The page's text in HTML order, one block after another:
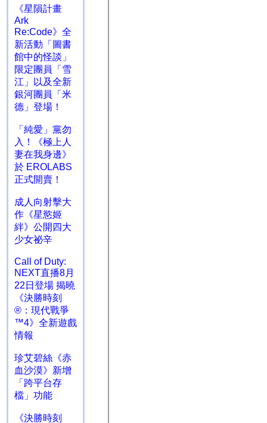
《星隕計畫
Ark
Re:Code》全
新活動「圖書
館中的怪談」
限定團員「雪
江」以及全新
銀河團員「米
德」登場！
「純愛」黨勿
入！《極上人
妻在我身邊》
於 EROLABS
正式開賣！
成人向射擊大
作《星慾姬
絆》公開四大
少女祕辛
Call of Duty:
NEXT直播8月
22日登場 揭曉
《決勝時刻
®：現代戰爭
™4》全新遊戲
情報
珍艾碧絲《赤
血沙漠》新增
「跨平台存
檔」功能
《決勝時刻